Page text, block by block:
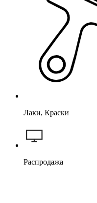
Лаки, Краски
Распродажа